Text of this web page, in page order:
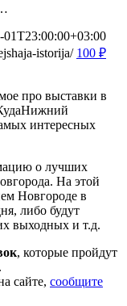
01T23:00:00+03:00
istorija/ 100 ₽
про выставки в
интересных
о лучших
На этой
Новгороде в
либо будут
выходных и т.д.
, которые пройдут
сайте, сообщите